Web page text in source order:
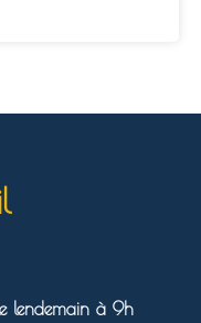
lendemain à 9h